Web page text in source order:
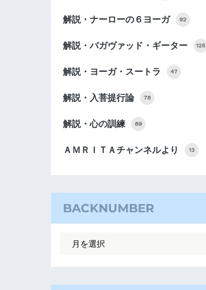
解説・ナーローの６ヨーガ 92
解説・バガヴァッド・ギーター 125
解説・ヨーガ・スートラ 47
解説・入菩提行論 78
解説・心の訓練 89
ＡＭＲＩＴＡチャンネルより 13
BACKNUMBER